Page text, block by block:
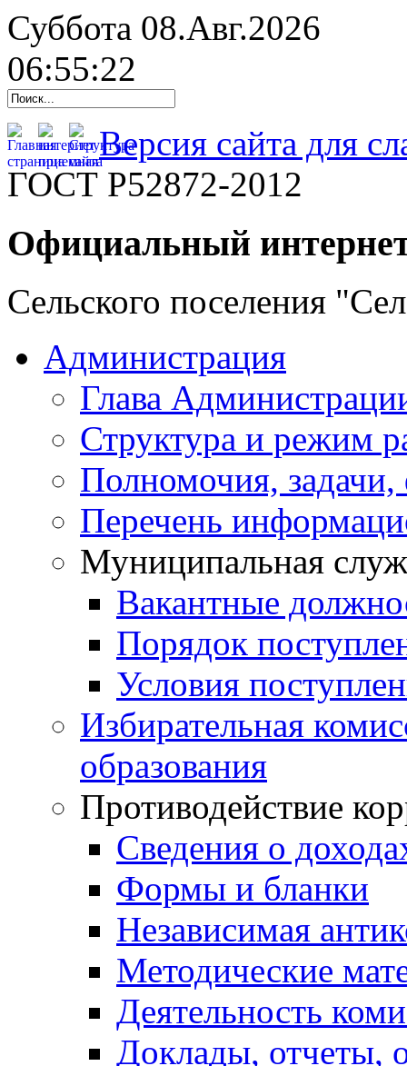
Суббота 08.Авг.2026
06:55:23
Версия сайта для
ГОСТ Р52872-2012
Официальный
Сельского поселения
Администрация
Глава
Структура и режим
Полномочия,
Перечень
Муниципальная
Вакантные
Порядок
Условия
Избирательная
образования
Противодействие
Сведения о
Формы и бланки
Независимая
Методические
Деятельность
Доклады, отчеты,